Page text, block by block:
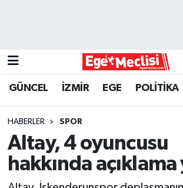
GÜNCEL İZMİR EGE POLİTİKA
HABERLER SPOR
Altay, 4 oyuncusu
hakkında açıklama
GÜNCEL
İZMİR
ÖZEL HABER